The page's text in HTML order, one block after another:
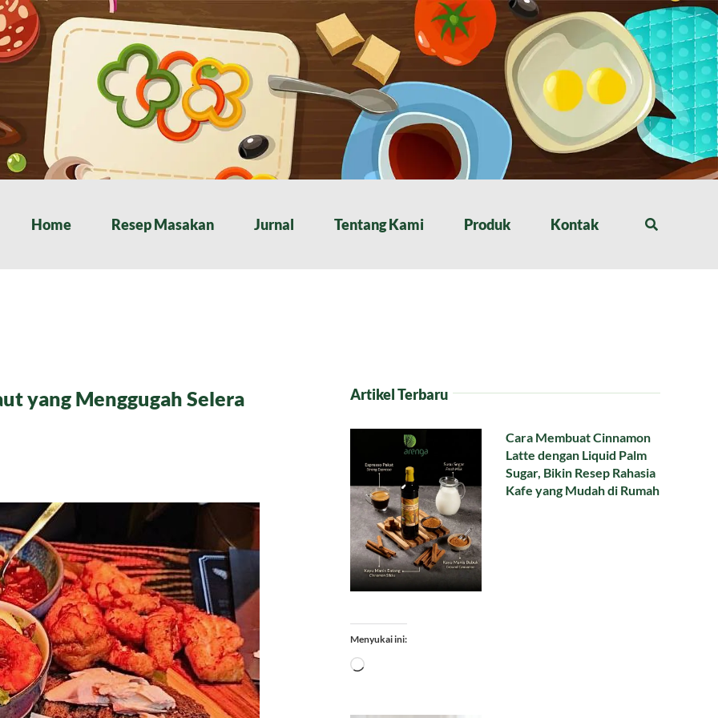
Home Resep Masakan Jurnal Tentang Kami Produk Kontak
yang Menggugah Selera Artikel Terbaru
Cara Membuat Cinnamon
Latte dengan Liquid Palm
Sugar, Bikin Resep Rahasia
Kafe yang Mudah di Rumah
Menyukai ini:
Memuat...